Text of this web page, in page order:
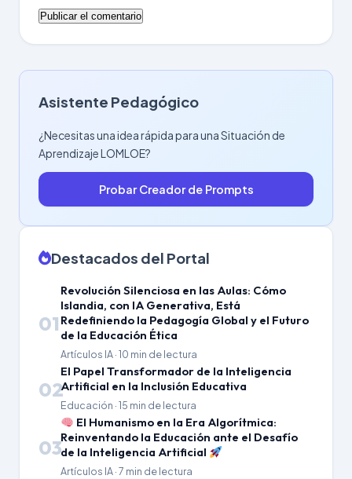
Asistente Pedagógico
¿Necesitas una idea rápida para una Situación de
Aprendizaje LOMLOE?
Probar Creador de Prompts
Destacados del Portal
01
Revolución Silenciosa en las Aulas: Cómo
Islandia, con IA Generativa, Está
Redefiniendo la Pedagogía Global y el Futuro
de la Educación Ética
Artículos IA · 10 min de lectura
02
El Papel Transformador de la Inteligencia
Artificial en la Inclusión Educativa
Educación · 15 min de lectura
03
El Humanismo en la Era Algorítmica:
Reinventando la Educación ante el Desafío
de la Inteligencia Artificial
Artículos IA · 7 min de lectura